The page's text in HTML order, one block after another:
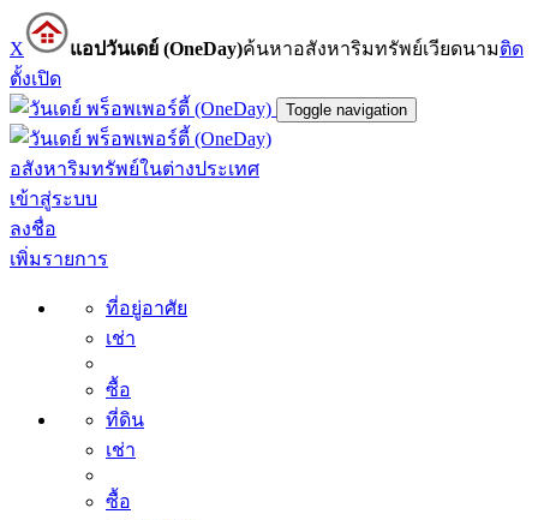
X แอปวันเดย์ (OneDay)ค้นหาอสังหาริมทรัพย์เวียดนามติด
ตั้งเปิด
Toggle navigation
อสังหาริมทรัพย์ในต่างประเทศ
เข้าสู่ระบบ
ลงชื่อ
เพิ่มรายการ
ที่อยู่อาศัย
เช่า
ซื้อ
ที่ดิน
เช่า
ซื้อ